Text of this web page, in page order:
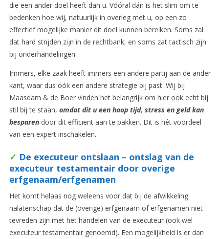
die een ander doel heeft dan u. Vóóral dán is het slim om te
bedenken hoe wij, natuurlijk in overleg met u, op een zo
effectief mogelijke manier dit doel kunnen bereiken. Soms zal
dat hard strijden zijn in de rechtbank, en soms zat tactisch zijn
bij onderhandelingen.
Immers, elke zaak heeft immers een andere partij aan de ander
kant, waar dus óók een andere strategie bij past. Wij bij
Maasdam & de Boer vinden het belangrijk om hier ook echt bij
stil bij te staan, omdat dit u een hoop tijd, stress en geld kan
besparen door dit efficiënt aan te pakken. Dit is hét voordeel
van een expert inschakelen.
✓ De executeur ontslaan – ontslag van de
executeur testamentair door overige
erfgenaam/erfgenamen
Het komt helaas nog weleens voor dat bij de afwikkeling
nalatenschap dat de (overige) erfgenaam of erfgenamen niet
tevreden zijn met het handelen van de executeur (ook wel
executeur testamentair genoemd). Een mogelijkheid is er dan